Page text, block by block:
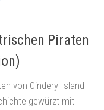
Piraten
von Cindery Island
gewürzt mit